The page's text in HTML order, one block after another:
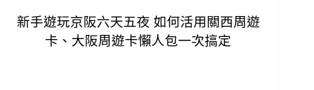
新手遊玩京阪六天五夜 如何活用關西周遊
卡、大阪周遊卡懶人包一次搞定